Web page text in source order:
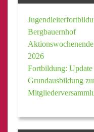
Bergbauernhof
2026
Fortbildung:
Grundausbildung